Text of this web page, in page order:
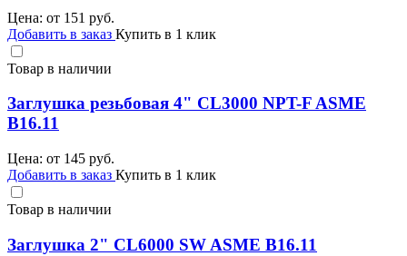
Цена: от 151 руб.
Добавить в заказ Купить в 1 клик
Товар в наличии
Заглушка резьбовая 4" CL3000 NPT-F ASME
B16.11
Цена: от 145 руб.
Добавить в заказ Купить в 1 клик
Товар в наличии
Заглушка 2" CL6000 SW ASME B16.11